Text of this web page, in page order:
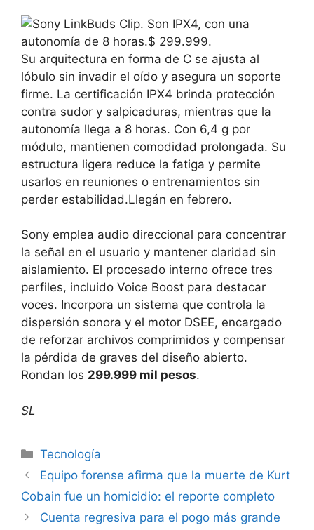
Su arquitectura en forma de C se ajusta al
lóbulo sin invadir el oído y asegura un soporte
firme. La certificación IPX4 brinda protección
contra sudor y salpicaduras, mientras que la
autonomía llega a 8 horas. Con 6,4 g por
módulo, mantienen comodidad prolongada. Su
estructura ligera reduce la fatiga y permite
usarlos en reuniones o entrenamientos sin
perder estabilidad.Llegán en febrero.
Sony emplea audio direccional para concentrar
la señal en el usuario y mantener claridad sin
aislamiento. El procesado interno ofrece tres
perfiles, incluido Voice Boost para destacar
voces. Incorpora un sistema que controla la
dispersión sonora y el motor DSEE, encargado
de reforzar archivos comprimidos y compensar
la pérdida de graves del diseño abierto.
Rondan los 299.999 mil pesos.
SL
Tecnología
Equipo forense afirma que la muerte de Kurt
Cobain fue un homicidio: el reporte completo
Cuenta regresiva para el pogo más grande